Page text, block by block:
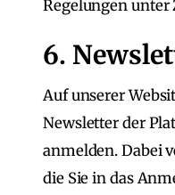
Regelungen unter
6.
Auf unserer
Newsletter der
anmelden. Dabei
die Sie in das